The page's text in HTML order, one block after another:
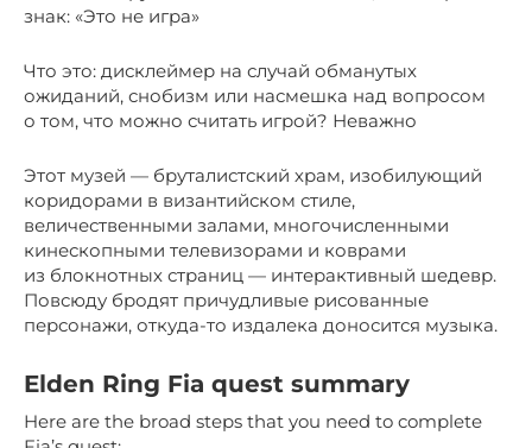
знак: «Это не игра»
Что это: дисклеймер на случай обманутых
ожиданий, снобизм или насмешка над вопросом
о том, что можно считать игрой? Неважно
Этот музей — бруталистский храм, изобилующий
коридорами в византийском стиле,
величественными залами, многочисленными
кинескопными телевизорами и коврами
из блокнотных страниц — интерактивный шедевр.
Повсюду бродят причудливые рисованные
персонажи, откуда-то издалека доносится музыка.
Elden Ring Fia quest summary
Here are the broad steps that you need to complete